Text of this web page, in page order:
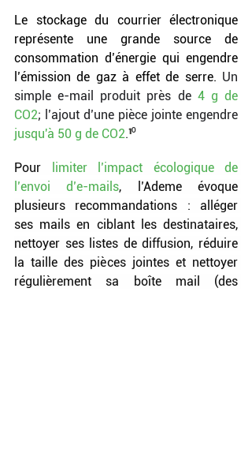
Le stockage du courrier électronique
représente une grande source de
l’émission de gaz à effet de serre. Un
simple e-mail produit près de 4 g de
CO2
jusqu'à 50 g de CO2.¹⁰
Pour
limiter l’impact écologique de
l’envoi d’e-mails, l’Ademe évoque
plusieurs recommandations : alléger
ses mails en ciblant les destinataires,
nettoyer ses listes de diffusion, réduire
la taille des pièces jointes et nettoyer
régulièrement sa boîte mail (des